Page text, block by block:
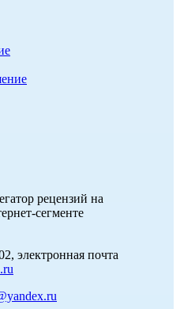
рецензий на
сегменте
электронная почта